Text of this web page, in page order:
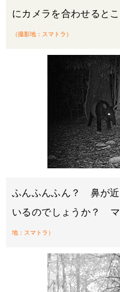
にカメラを合わせると
（撮影地：スマトラ）
ふんふんふん？ 鼻が近
いるのでしょうか？
地：スマトラ）